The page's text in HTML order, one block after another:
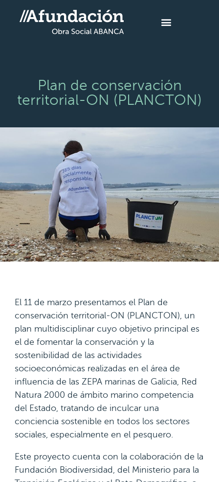
Plan de conservación
territorial-ON (PLANCTON)
El 11 de marzo presentamos el Plan de
conservación territorial-ON (PLANCTON), un
plan multidisciplinar cuyo objetivo principal es
el de fomentar la conservación y la
sostenibilidad de las actividades
socioeconómicas realizadas en el área de
influencia de las ZEPA marinas de Galicia, Red
Natura 2000 de ámbito marino competencia
del Estado, tratando de inculcar una
conciencia sostenible en todos los sectores
sociales, especialmente en el pesquero.
Este proyecto cuenta con la colaboración de la
Fundación Biodiversidad, del Ministerio para la